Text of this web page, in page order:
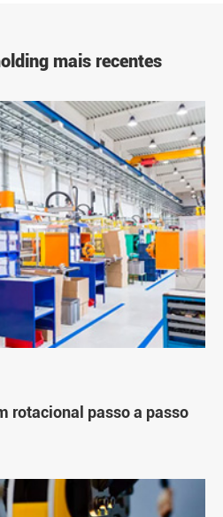
mais recentes
rotacional passo a passo